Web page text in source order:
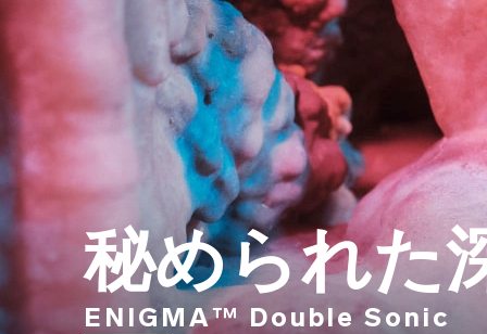
秘められた
ENIGMA™ Double Sonic